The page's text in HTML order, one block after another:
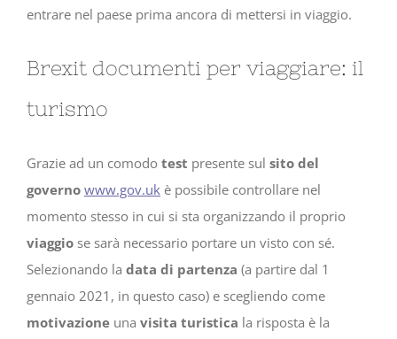
entrare nel paese prima ancora di mettersi in viaggio.
Brexit documenti per viaggiare: il
turismo
Grazie ad un comodo test presente sul sito del
governo www.gov.uk è possibile controllare nel
momento stesso in cui si sta organizzando il proprio
viaggio se sarà necessario portare un visto con sé.
Selezionando la data di partenza (a partire dal 1
gennaio 2021, in questo caso) e scegliendo come
motivazione una visita turistica la risposta è la